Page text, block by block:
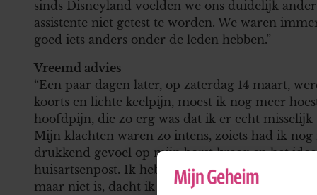
sinds Disneyland voelden we ons duidelijk
assistente niet getest te worden. We waren
goed iets anders onder de leden hebben.”
Vreemd advies
“Een paar dagen later, op zaterdag 14 maart,
koorts en lichte keelpijn, moest ik nog meer
hoofdpijn, die zo erg was dat ik er echt
Mijn klachten waren zo intens, zoiets had ik
drukkend gevoel op mijn borst kreeg en het
huisartsenpost. Ik heb ooit een keer
maar niet is, dacht ik nog. We mochten meteen